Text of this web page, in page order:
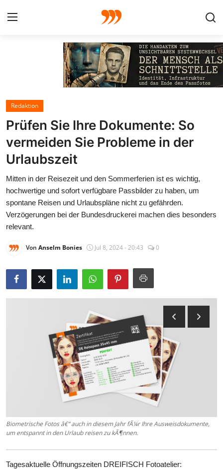
Galerie
GRAFIK
Redaktion
Beiträge
Vorproduktion
Redaktion
Prüfen Sie Ihre Dokumente: So
vermeiden Sie Probleme in der
Urlaubszeit
Mitten in der Reisezeit und den Sommerferien ist es wichtig,
hochwertige und sofort verfügbare Passbilder zu haben, um
spontane Reisen und Urlaubspläne nicht zu gefährden.
Verzögerungen bei der Bundesdruckerei machen dies besonders
relevant.
Von Anselm Bonies Jul 8, 2024 - 20:43 0
Biometrische Fotos â€“ auch in diesem Jahr fÃ¼r Ihre Ausweisdokumente,
um entspannt in den Urlaub reisen zu kÃ¶nnen.
Tagesaktuelle Öffnungszeiten DREIFISCH Fotoatelier: